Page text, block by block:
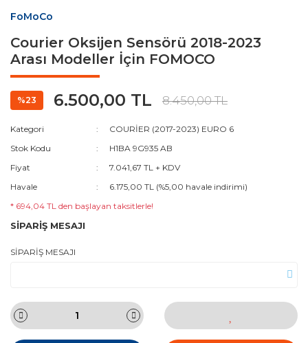
FoMoCo
Courier Oksijen Sensörü 2018-2023
Arası Modeller İçin FOMOCO
%23 6.500,00 TL 8.450,00 TL
Kategori
COURİER (2017-2023) EURO 6
Stok Kodu
H1BA 9G935 AB
Fiyat
7.041,67 TL + KDV
Havale
6.175,00 TL (%5,00 havale indirimi)
* 694,04 TL den başlayan taksitlerle!
SİPARİŞ MESAJI
SİPARİŞ MESAJI